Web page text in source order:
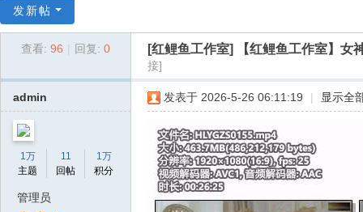
域
坛
发新帖
查看: 96 回复: 0 [红鲤鱼工作室] 【红鲤鱼工作室】
接]
admin
1万
主题
11
回帖
1万
积分
管理员
发表于 2026-5-26 06:11:19 显示全